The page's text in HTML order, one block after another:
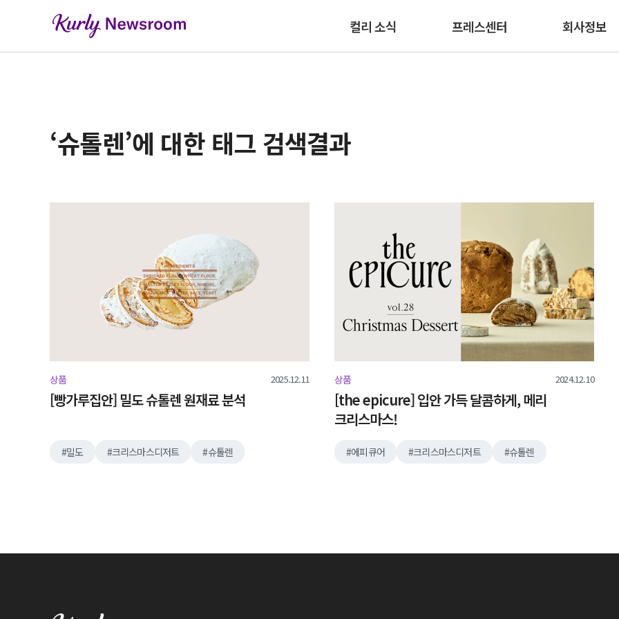
컬리 소식 프레스센터 회사정보
‘슈톨렌’에 대한 태그 검색결과
상품 2025.12.11
[빵가루집안] 밀도 슈톨렌 원재료 분석
밀도 크리스마스디저트 슈톨렌
상품 2024.12.10
[the epicure] 입안 가득 달콤하게, 메리
크리스마스!
에피큐어 크리스마스디저트 슈톨렌